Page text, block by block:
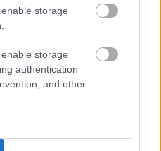
storage
storage
authentication
and other
is, 80 éves